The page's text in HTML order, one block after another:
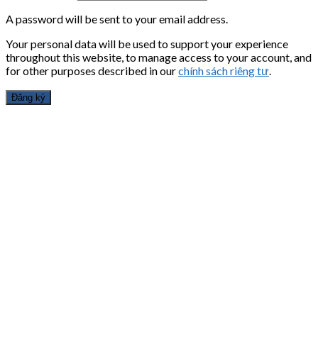
A password will be sent to your email address.
Your personal data will be used to support your experience
throughout this website, to manage access to your account, and
for other purposes described in ourchính sách riêng tư.
Đăng ký